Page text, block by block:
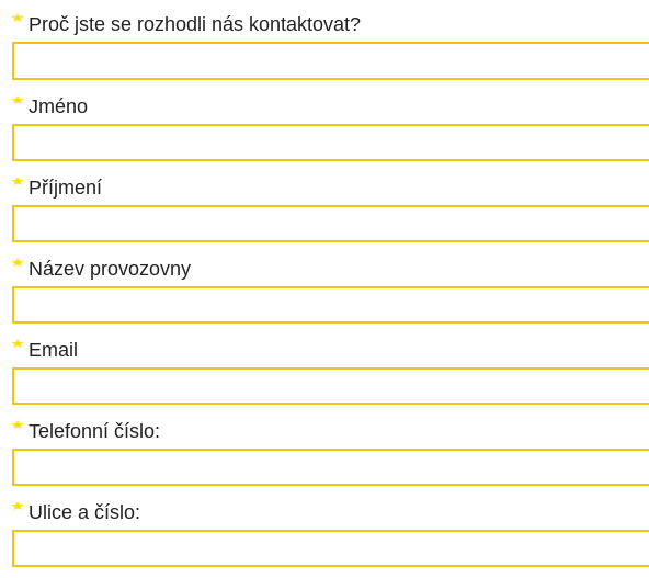
Proč jste se rozhodli nás kontaktovat?
Jméno
Příjmení
Název provozovny
Email
Telefonní číslo:
Ulice a číslo: